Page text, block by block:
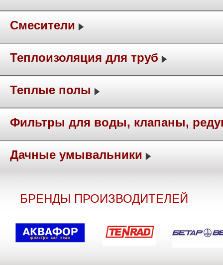
Смесители
Теплоизоляция для труб
Теплые полы
Фильтры для воды, клапаны,
Дачные умывальники
БРЕНДЫ ПРОИЗВОДИТЕЛЕЙ